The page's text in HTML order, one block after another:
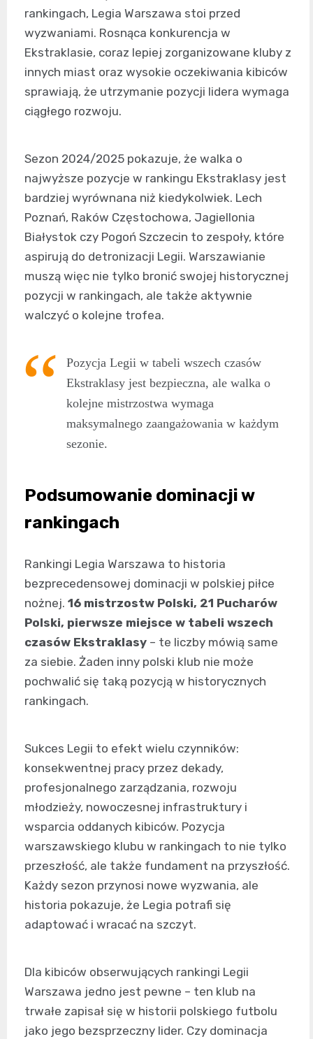
rankingach, Legia Warszawa stoi przed
wyzwaniami. Rosnąca konkurencja w
Ekstraklasie, coraz lepiej zorganizowane kluby z
innych miast oraz wysokie oczekiwania kibiców
sprawiają, że utrzymanie pozycji lidera wymaga
ciągłego rozwoju.
Sezon 2024/2025 pokazuje, że walka o
najwyższe pozycje w rankingu Ekstraklasy jest
bardziej wyrównana niż kiedykolwiek. Lech
Poznań, Raków Częstochowa, Jagiellonia
Białystok czy Pogoń Szczecin to zespoły, które
aspirują do detronizacji Legii. Warszawianie
muszą więc nie tylko bronić swojej historycznej
pozycji w rankingach, ale także aktywnie
walczyć o kolejne trofea.
Pozycja Legii w tabeli wszech czasów
Ekstraklasy jest bezpieczna, ale walka o
kolejne mistrzostwa wymaga
maksymalnego zaangażowania w każdym
sezonie.
Podsumowanie dominacji w
rankingach
Rankingi Legia Warszawa to historia
bezprecedensowej dominacji w polskiej piłce
nożnej. 16 mistrzostw Polski, 21 Pucharów
Polski, pierwsze miejsce w tabeli wszech
czasów Ekstraklasy – te liczby mówią same
za siebie. Żaden inny polski klub nie może
pochwalić się taką pozycją w historycznych
rankingach.
Sukces Legii to efekt wielu czynników:
konsekwentnej pracy przez dekady,
profesjonalnego zarządzania, rozwoju
młodzieży, nowoczesnej infrastruktury i
wsparcia oddanych kibiców. Pozycja
warszawskiego klubu w rankingach to nie tylko
przeszłość, ale także fundament na przyszłość.
Każdy sezon przynosi nowe wyzwania, ale
historia pokazuje, że Legia potrafi się
adaptować i wracać na szczyt.
Dla kibiców obserwujących rankingi Legii
Warszawa jedno jest pewne – ten klub na
trwałe zapisał się w historii polskiego futbolu
jako jego bezsprzeczny lider. Czy dominacja